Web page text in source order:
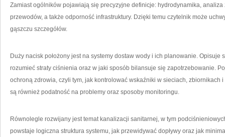
Zamiast ogólników pojawiają się precyzyjne definicje: hydrodynamika, analiza
przewodów, a także odporność infrastruktury. Dzięki temu czytelnik może
gąszczu szczegółów.
Duży nacisk położony jest na systemy dostaw wody i ich planowanie. Opisuje
rozumieć straty ciśnienia oraz w jaki sposób bilansuje się zapotrzebowanie.
ochroną zdrowia, czyli tym, jak kontrolować wskaźniki w sieciach, zbiornikach
są również podatność na problemy oraz sposoby monitoringu.
Równolegle rozwijany jest temat kanalizacji sanitarnej, w tym
powstaje logiczna struktura systemu, jak przewidywać dopływy oraz jak